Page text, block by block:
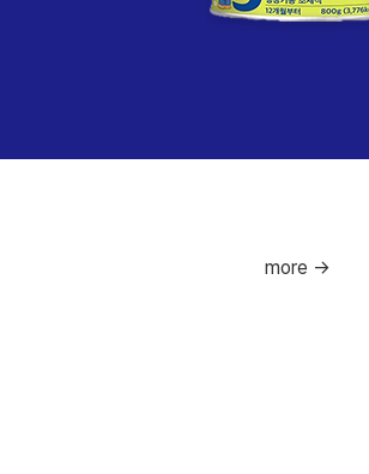
more →